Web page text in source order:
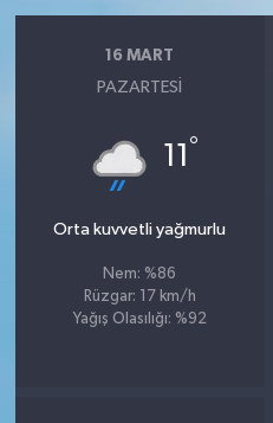
16 MART
PAZARTESI
11 °
Orta kuvvetli yağmurlu
Nem: %86
Rüzgar: 17 km/h
Yağış Olasılığı: %92